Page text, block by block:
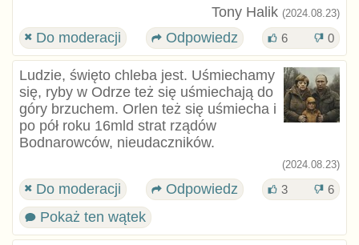
Tony Halik (2024.08.23)
Do moderacji Odpowiedz 6 0
Ludzie, święto chleba jest. Uśmiechamy
się, ryby w Odrze też się uśmiechają do
góry brzuchem. Orlen też się uśmiecha i
po pół roku 16mld strat rządów
Bodnarowców, nieudaczników.
(2024.08.23)
Do moderacji Odpowiedz 3 6
Pokaż ten wątek